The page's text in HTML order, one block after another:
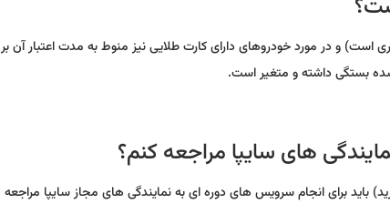
و در مورد خودروهای دارای کارت طلایی نیز منوط به مدت اعتبار آن بر
بستگی داشته و متغیر است.
های سایپا مراجعه کنم؟
می باشد (24 ماه یا دو سال از زمان خرید) باید برای انجام سرویس های دوره ای به نمایندگی های مجاز سایپا مراجعه